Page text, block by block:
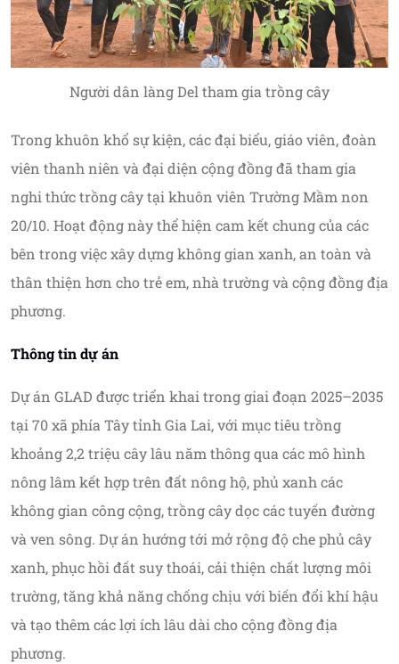
Người dân làng Del tham gia trồng cây
Trong khuôn khổ sự kiện, các đại biểu, giáo viên, đoàn
viên thanh niên và đại diện cộng đồng đã tham gia
nghi thức trồng cây tại khuôn viên Trường Mầm non
20/10. Hoạt động này thể hiện cam kết chung của các
bên trong việc xây dựng không gian xanh, an toàn và
thân thiện hơn cho trẻ em, nhà trường và cộng đồng địa
phương.
Thông tin dự án
Dự án GLAD được triển khai trong giai đoạn 2025–2035
tại 70 xã phía Tây tỉnh Gia Lai, với mục tiêu trồng
khoảng 2,2 triệu cây lâu năm thông qua các mô hình
nông lâm kết hợp trên đất nông hộ, phủ xanh các
không gian công cộng, trồng cây dọc các tuyến đường
và ven sông. Dự án hướng tới mở rộng độ che phủ cây
xanh, phục hồi đất suy thoái, cải thiện chất lượng môi
trường, tăng khả năng chống chịu với biến đổi khí hậu
và tạo thêm các lợi ích lâu dài cho cộng đồng địa
phương.